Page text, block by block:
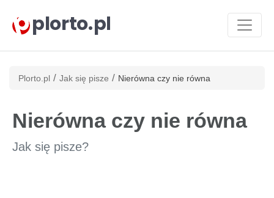
plorto.pl
Plorto.pl / Jak się pisze / Nierówna czy nie równa
Nierówna czy nie równa
Jak się pisze?